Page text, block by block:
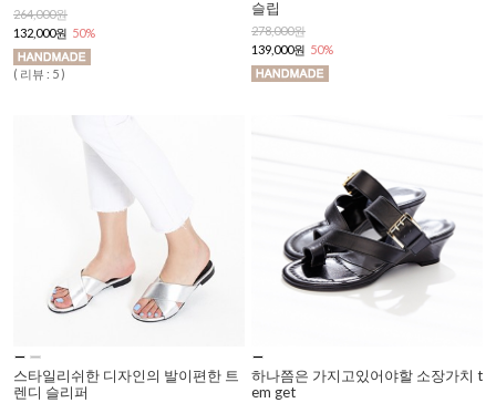
264,000원
132,000원 50%
( 리뷰 : 5 )
슬립
278,000원
139,000원 50%
스타일리쉬한 디자인의 발이편한 트
렌디 슬리퍼
하나쯤은 가지고있어야할 소장가치 t
em get